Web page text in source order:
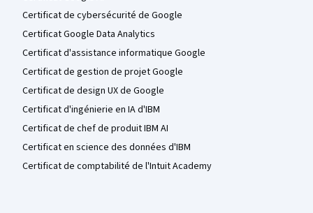
Certificat de cybersécurité de Google
Certificat Google Data Analytics
Certificat d'assistance informatique Google
Certificat de gestion de projet Google
Certificat de design UX de Google
Certificat d'ingénierie en IA d'IBM
Certificat de chef de produit IBM AI
Certificat en science des données d'IBM
Certificat de comptabilité de l'Intuit Academy